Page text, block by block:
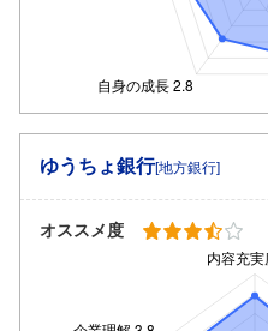
ゆうちょ銀行[地方銀行]
オススメ度